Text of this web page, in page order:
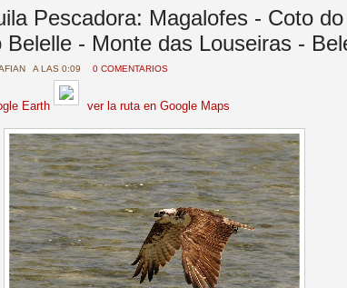
Pescadora: Magalofes - Coto
Belelle - Monte das Louseiras -
A LAS 0:09 0 COMENTARIOS
Earth ver la ruta en Google Maps